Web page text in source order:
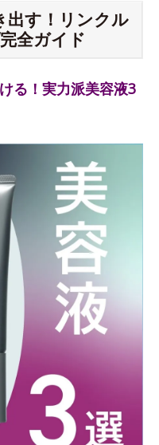
出す！リンクル
全ガイド
る！実力派美容液3